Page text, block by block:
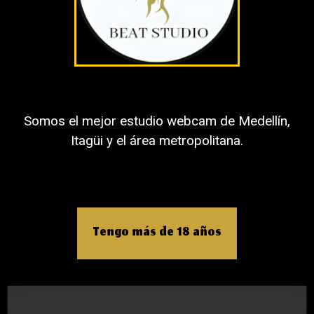
Somos el mejor estudio webcam de Medellín,
Itagüi y el área metropolitana.
Tengo más de 18 años